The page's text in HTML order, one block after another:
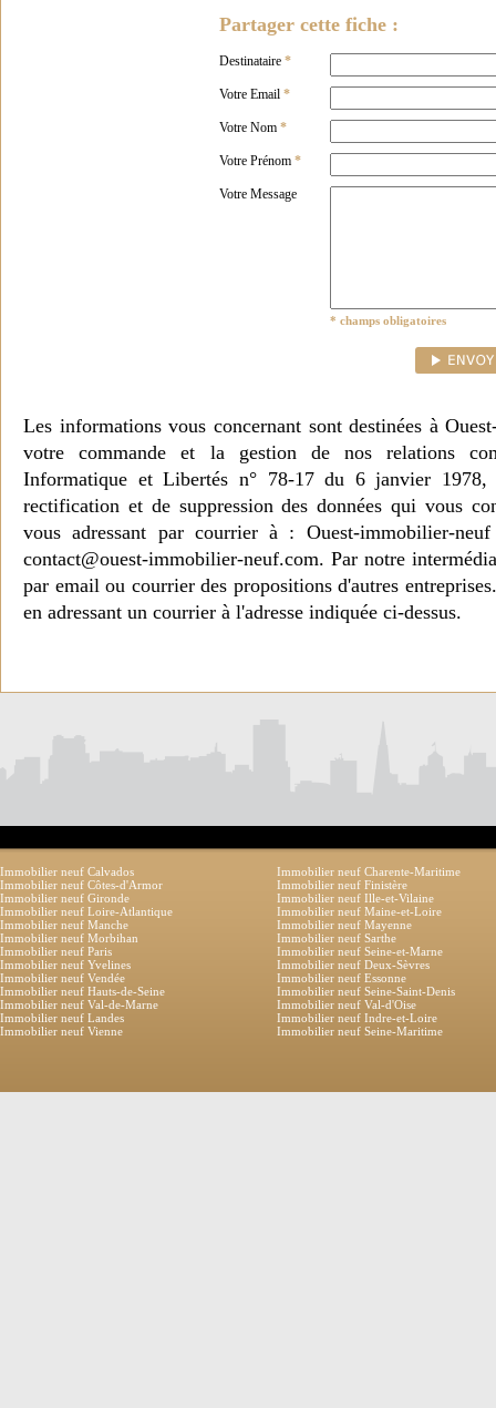
Partager cette fiche :
Destinataire *
Votre Email *
Votre Nom *
Votre Prénom *
Votre Message
* champs obligatoires
Les informations vous concernant sont destinées à
votre commande et la gestion de nos relations
Informatique et Libertés n° 78-17 du 6 janvier 1978,
rectification et de suppression des données qui vous
vous adressant par courrier à : Ouest-immobilier-
contact@ouest-immobilier-neuf.com. Par notre
par email ou courrier des propositions d'autres
en adressant un courrier à l'adresse indiquée ci-dessus.
Immobilier neuf Calvados
Immobilier neuf Charente-Maritime
Immobilier neuf Côtes-d'Armor
Immobilier neuf Finistère
Immobilier neuf Gironde
Immobilier neuf Ille-et-Vilaine
Immobilier neuf Loire-Atlantique
Immobilier neuf Maine-et-Loire
Immobilier neuf Manche
Immobilier neuf Mayenne
Immobilier neuf Morbihan
Immobilier neuf Sarthe
Immobilier neuf Paris
Immobilier neuf Seine-et-Marne
Immobilier neuf Yvelines
Immobilier neuf Deux-Sèvres
Immobilier neuf Vendée
Immobilier neuf Essonne
Immobilier neuf Hauts-de-Seine
Immobilier neuf Seine-Saint-Denis
Immobilier neuf Val-de-Marne
Immobilier neuf Val-d'Oise
Immobilier neuf Landes
Immobilier neuf Indre-et-Loire
Immobilier neuf Vienne
Immobilier neuf Seine-Maritime